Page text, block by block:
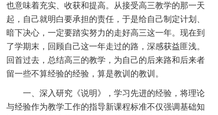
也意味着充实、收获和提高。从接受高三教学的那一天
起，自己就明白要承担的责任，于是给自己制定计划、
暗下决心，一定要踏实努力的走好高三这一年。现在到
了学期末，回顾自己这一年走过的路，深感获益匪浅。
回首过去，总结高三的教学，为自己的后来路和后来者
留一些不算经验的经验，算是教训的教训。
一、深入研究《说明》，学习先进的经验，将理论
与经验作为教学工作的指导新课程标准不仅强调基础知